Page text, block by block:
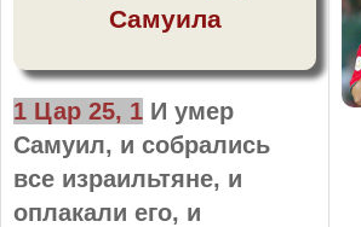
Самуила
1 Цар 25, 1 И умер
Самуил, и собрались
все израильтяне, и
оплакали его, и